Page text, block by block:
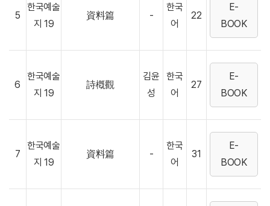
5
한국예술
지 19
資料篇 -
한국
어
22
E-
BOOK
6
한국예술
지 19
詩槪觀
김윤
성
한국
어
27
E-
BOOK
7
한국예술
지 19
資料篇 -
한국
어
31
E-
BOOK